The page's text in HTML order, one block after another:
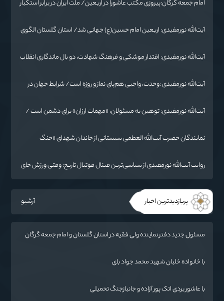
امام جمعه گرگان:پیروزی مکتب عاشورا در اربعین/ ملت ایران در برابر استکبار
آیت‌الله نورمفیدی: اربعین امام حسین(ع) جهانی شد/ استان گلستان الگوی
آیت‌الله نورمفیدی: اقتدار موشکی و فرهنگ شهادت، دو بال ماندگاری انقلاب
آیت‌الله نورمفیدی :وحدت، واجبی هم‌پای نماز و روزه است/ شرایط جهان در
آیت‌الله نورمفیدی: توهین به مسئولان، «مهمات ارزان» برای دشمن است /
نمایندگان حضرت آیت‌الله العظمی سیستانی از خاندان شهدای «جنگ
روایت آیت‌الله نورمفیدی از سیاسی‌ترین فینال فوتبال تاریخ؛ وقتی ورزش جای
پربازدیدترین اخبار آرشیو
مسئول جدید دفتر نماینده ولی فقیه در استان گلستان و امام جمعه گرگان
با خانواده خلبان شهید محمد جواد بای
با عاشور بردی اتک پور آزاده و جانبازجنگ تحمیلی